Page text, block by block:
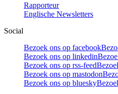
Rapporteur
Englische Newsletters
Social
Bezoek ons op facebook
Bezoek ons op linkedin
Bezoek ons op rss-feed
Bezoek ons op mastodon
Bezoek ons op bluesky